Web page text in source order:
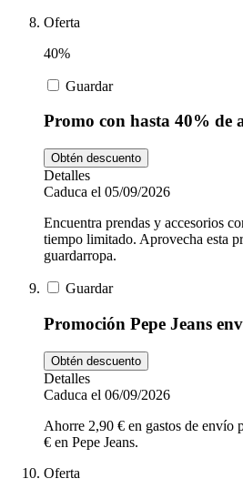
Oferta
40%
Guardar
Promo con hasta 40% de
Obtén descuento
Detalles
Caduca el 05/09/2026
Encuentra prendas y accesorios
tiempo limitado. Aprovecha esta
guardarropa.
Guardar
Promoción Pepe Jeans
Obtén descuento
Detalles
Caduca el 06/09/2026
Ahorre 2,90 € en gastos de envío
€ en Pepe Jeans.
Oferta